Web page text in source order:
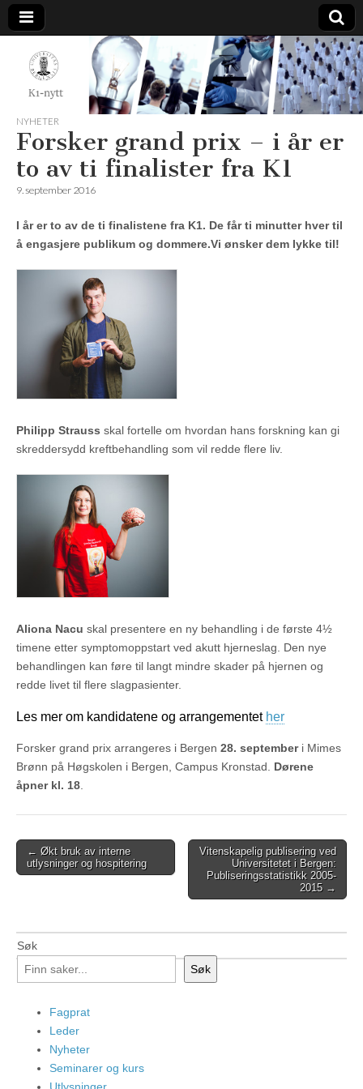
K1-
Nytt
NYHETER
Forsker grand prix – i år er
to av ti finalister fra K1
9. september 2016
I år er to av de ti finalistene fra K1. De får ti minutter hver til
å engasjere publikum og dommere.Vi ønsker dem lykke til!
Philipp Strauss skal fortelle om hvordan hans forskning kan gi
skreddersydd kreftbehandling som vil redde flere liv.
Aliona Nacu skal presentere en ny behandling i de første 4½
timene etter symptomoppstart ved akutt hjerneslag. Den nye
behandlingen kan føre til langt mindre skader på hjernen og
redde livet til flere slagpasienter.
Les mer om kandidatene og arrangementet her
Forsker grand prix arrangeres i Bergen 28. septemberi Mimes
Brønn på Høgskolen i Bergen, Campus Kronstad. Dørene
åpner kl. 18
Post
navigation
← Økt bruk av interne
utlysninger og hospitering
Vitenskapelig publisering ved
Universitetet i Bergen:
Publiseringsstatistikk 2005-
2015 →
Søk
Søk
Fagprat
Leder
Nyheter
Seminarer og kurs